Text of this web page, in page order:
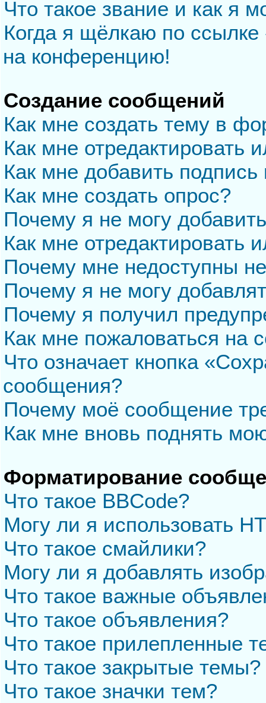
Что такое звание и как я
Когда я щёлкаю по
на конференцию!
Создание сообщений
Как мне создать тему в
Как мне отредактировать
Как мне добавить
Как мне создать опрос?
Почему я не могу
Как мне отредактировать
Почему мне недоступны
Почему я не могу
Почему я получил
Как мне пожаловаться на
Что означает кнопка
сообщения?
Почему моё сообщение
Как мне вновь поднять
Форматирование
Что такое BBCode?
Могу ли я использовать
Что такое смайлики?
Могу ли я добавлять
Что такое важные
Что такое объявления?
Что такое прилепленные
Что такое закрытые темы?
Что такое значки тем?